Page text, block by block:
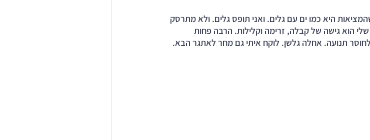
היא כמו ים עם גלים. ואני תופס גלים. ולא מתרסק
הוא גישה של קבלה, זרימה וקלילות. הרבה פחות
תנועה. אחלה גלשן. לוקח איתי גם מחר לאתגר הבא.